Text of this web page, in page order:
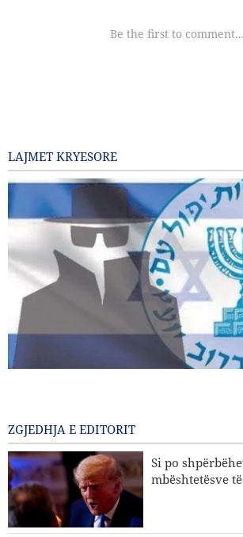
LAJMET KRYESORE
Ligjvënësi amerikan: “Pabarazia” e
SHBA-së përballë Iranit është plotësisht
Koment | E ardhmja e sigurisë së
vendeve të rajonit është një
ZGJEDHJA E EDITORIT
Si po
mbështetësve